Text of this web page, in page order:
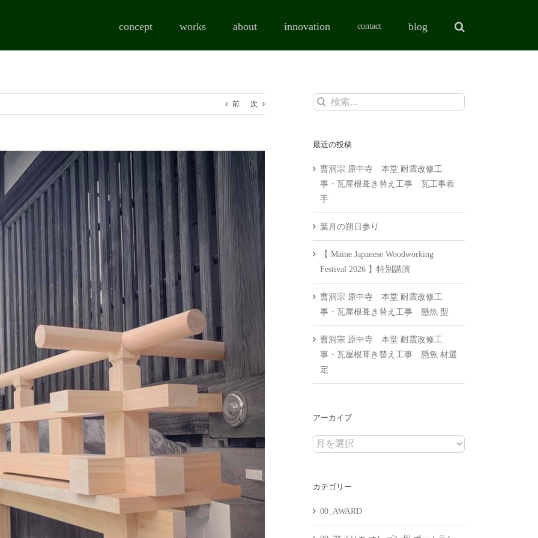
concept works about innovation contact blog
前 次
検
最近の投稿
曹洞宗 原中寺 本堂 耐震改修工
事・瓦屋根葺き替え工事 瓦工事着
手
葉月の朔日参り
【 Maine Japanese Woodworking
Festival 2026 】特別講演
曹洞宗 原中寺 本堂 耐震改修工
事・瓦屋根葺き替え工事 懸魚 型
曹洞宗 原中寺 本堂 耐震改修工
事・瓦屋根葺き替え工事 懸魚 材選
定
アーカイブ
ア
イ
カテゴリー
00_AWARD